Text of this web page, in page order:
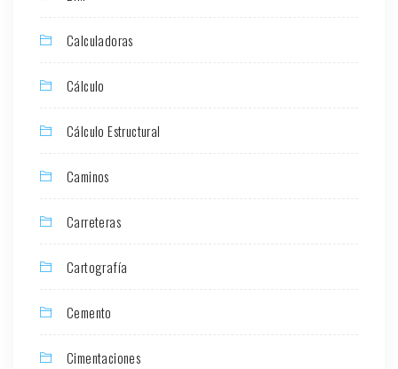
Calculadoras
Cálculo
Cálculo Estructural
Caminos
Carreteras
Cartografía
Cemento
Cimentaciones